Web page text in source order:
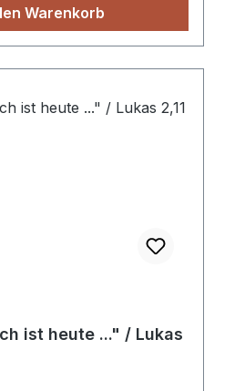
Warenkorb
ist heute ..." / Lukas